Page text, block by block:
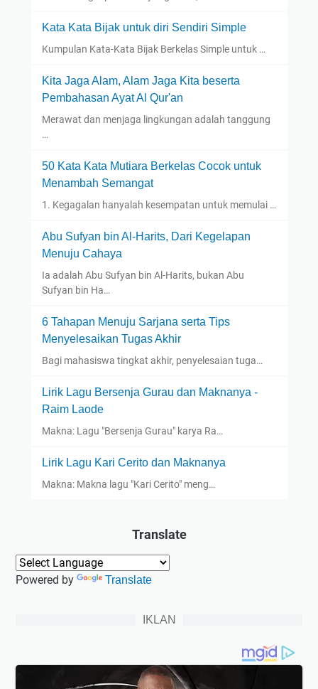
Kata Kata Bijak untuk diri Sendiri Simple
Kumpulan Kata-Kata Bijak Berkelas Simple untuk …
Kita Jaga Alam, Alam Jaga Kita beserta
Pembahasan Ayat Al Qur'an
Merawat dan menjaga lingkungan adalah tanggung
…
50 Kata Kata Mutiara Berkelas Cocok untuk
Menambah Semangat
1. Kegagalan hanyalah kesempatan untuk memulai …
Abu Sufyan bin Al-Harits, Dari Kegelapan
Menuju Cahaya
Ia adalah Abu Sufyan bin Al-Harits, bukan Abu
Sufyan bin Ha…
6 Tahapan Menuju Sarjana serta Tips
Menyelesaikan Tugas Akhir
Bagi mahasiswa tingkat akhir, penyelesaian tuga…
Lirik Lagu Bersenja Gurau dan Maknanya -
Raim Laode
Makna: Lagu "Bersenja Gurau" karya Ra…
Lirik Lagu Kari Cerito dan Maknanya
Makna: Makna lagu "Kari Cerito" meng…
Translate
Powered by Translate
IKLAN